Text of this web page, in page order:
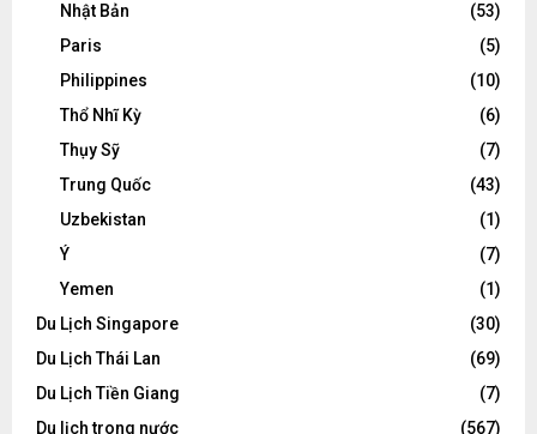
Nhật Bản
(53)
Paris
(5)
Philippines
(10)
Thổ Nhĩ Kỳ
(6)
Thụy Sỹ
(7)
Trung Quốc
(43)
Uzbekistan
(1)
Ý
(7)
Yemen
(1)
Du Lịch Singapore
(30)
Du Lịch Thái Lan
(69)
Du Lịch Tiền Giang
(7)
Du lịch trong nước
(567)